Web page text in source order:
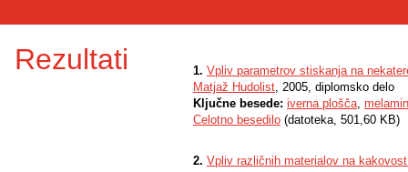
Rezultati 1. Vpliv parametrov stiskanja na
Matjaž Hudolist, 2005, diplomsko delo
Ključne besede: iverna plošča,
Celotno besedilo (datoteka, 501,60 KB)
2. Vpliv različnih materialov na